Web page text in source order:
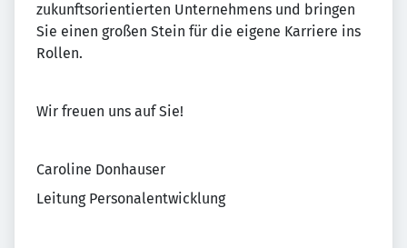
zukunftsorientierten Unternehmens und bringen
Sie einen großen Stein für die eigene Karriere ins
Rollen.
Wir freuen uns auf Sie!
Caroline Donhauser
Leitung Personalentwicklung